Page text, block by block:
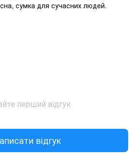
сумка для сучасних людей.
перший відгук
відгук